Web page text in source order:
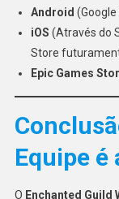
Android
iOS (Através do
Store
Epic Games
Equipe é
O Enchanted Guild